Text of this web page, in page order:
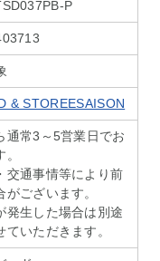
P
& STOREESAISON
通常3～5営業日でお
交通事情等により前
がございます。
発生した場合は別途
ていただきます。